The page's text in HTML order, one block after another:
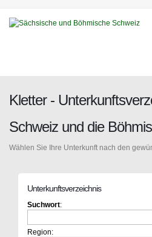
Kletter -
Schweiz und die
Wählen Sie Ihre Unterkunft nach den
Unterkunftsverzeichnis
Suchwort:
Region: